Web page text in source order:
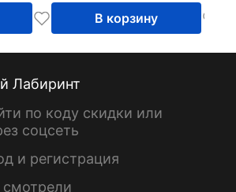
В корзину
Лабиринт
по коду скидки или
соцсеть
и регистрация